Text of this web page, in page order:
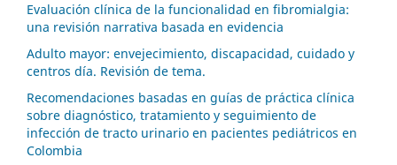
Evaluación clínica de la funcionalidad en fibromialgia:
una revisión narrativa basada en evidencia
Adulto mayor: envejecimiento, discapacidad, cuidado y
centros día. Revisión de tema.
Recomendaciones basadas en guías de práctica clínica
sobre diagnóstico, tratamiento y seguimiento de
infección de tracto urinario en pacientes pediátricos en
Colombia